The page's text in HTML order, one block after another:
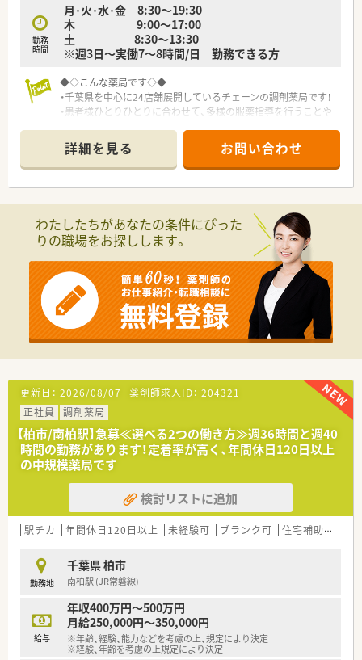
勤務
時間
月･火･水･金 8:30～19:30
木 9:00～17:00
土 8:30～13:30
※週3日～実働7～8時間/日 勤務できる方
◆◇こんな薬局です◇◆
・千葉県を中心に24店舗展開しているチェーンの調剤薬局です！
・患者様ひとりひとりに合わせて、多様の服薬指導を行うことや
様々な業務を遂行していきます。
・地域住民の方に信頼される地域密着型の薬局を目指していま
す。
詳細を見る お問い合わせ
わたしたちがあなたの条件にぴった
りの職場をお探しします。
更新日： 2026/08/07 薬剤師求人ID： 204321
正社員
調剤薬局
【柏市/南柏駅】急募≪選べる2つの働き方≫週36時間と週40
時間の勤務があります！定着率が高く、年間休日120日以上
の中規模薬局です
検討リストに追加
駅チカ 年間休日120日以上 未経験可 ブランク可 住宅補助(手当)あり
勤務地
千葉県 柏市
南柏駅 (JR常磐線)
給与
年収400万円～500万円
月給250,000円～350,000円
※年齢、経験、能力などを考慮の上、規定により決定
※経験、年齢を考慮の上規定により決定